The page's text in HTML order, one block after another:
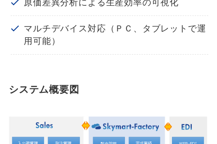
原価差異分析による生産効率の可視化
マルチデバイス対応（ＰＣ、タブレットで運
用可能）
システム概要図